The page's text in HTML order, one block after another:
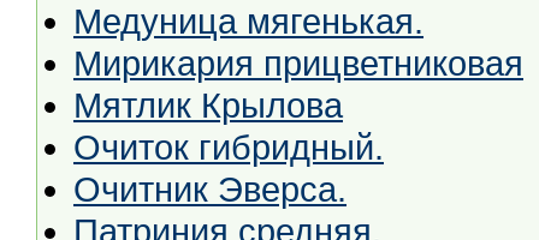
Медуница мягенькая.
Мирикария прицветниковая
Мятлик Крылова
Очиток гибридный.
Очитник Эверса.
Патриния средняя.